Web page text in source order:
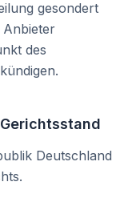
gesondert
Anbieter
des
Deutschland